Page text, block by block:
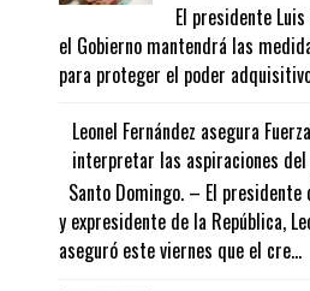
El presidente
el Gobierno mantendrá las
para proteger el poder
Leonel Fernández asegura
interpretar las aspiraciones del
Santo Domingo. – El presidente
y expresidente de la República,
aseguró este viernes que el cre...